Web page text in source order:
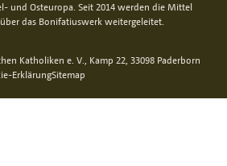
und Osteuropa. Seit 2014 werden die Mittel
das Bonifatiuswerk weitergeleitet.
Katholiken e. V., Kamp 22, 33098 Paderborn
ErklärungSitemap